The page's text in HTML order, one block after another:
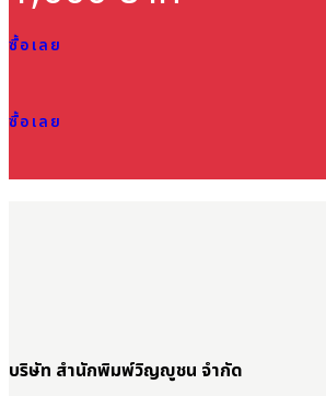
ซื้อเลย
ซื้อเลย
บริษัท สำนักพิมพ์วิญญูชน จำกัด